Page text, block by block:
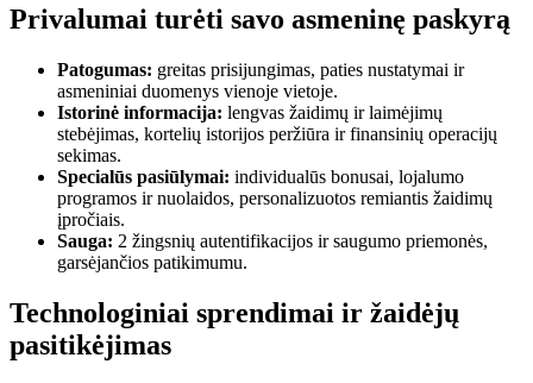
Privalumai turėti savo asmeninę paskyrą
Patogumas: greitas prisijungimas, paties nustatymai ir
asmeniniai duomenys vienoje vietoje.
Istorinė informacija: lengvas žaidimų ir laimėjimų
stebėjimas, kortelių istorijos peržiūra ir finansinių operacijų
sekimas.
Specialūs pasiūlymai: individualūs bonusai, lojalumo
programos ir nuolaidos, personalizuotos remiantis žaidimų
įpročiais.
Sauga: 2 žingsnių autentifikacijos ir saugumo priemonės,
garsėjančios patikimumu.
Technologiniai sprendimai ir žaidėjų
pasitikėjimas